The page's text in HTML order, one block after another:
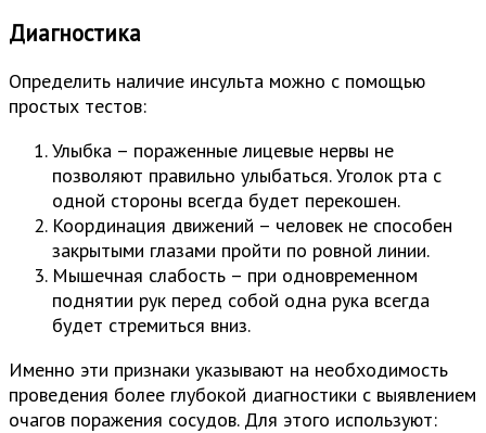
Диагностика
Определить наличие инсульта можно с помощью
простых тестов:
Улыбка – пораженные лицевые нервы не
позволяют правильно улыбаться. Уголок рта с
одной стороны всегда будет перекошен.
Координация движений – человек не способен
закрытыми глазами пройти по ровной линии.
Мышечная слабость – при одновременном
поднятии рук перед собой одна рука всегда
будет стремиться вниз.
Именно эти признаки указывают на необходимость
проведения более глубокой диагностики с выявлением
очагов поражения сосудов. Для этого используют: